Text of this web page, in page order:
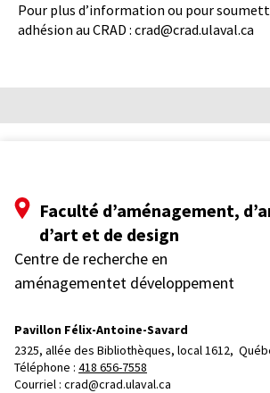
Pour plus d’information ou pour
adhésion au CRAD : crad@crad.ulaval.ca
Faculté d’aménagement,
d’art et de design
Centre de recherche en
aménagementet développement
Pavillon Félix-Antoine-Savard
2325, allée des Bibliothèques, local 1612,
Téléphone : 418 656-7558
Courriel : crad@crad.ulaval.ca